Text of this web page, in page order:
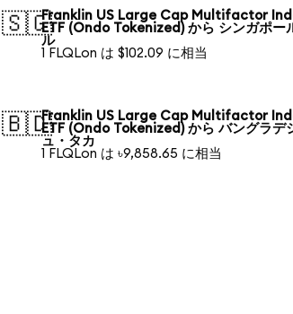
🇸🇬Franklin US Large Cap Multifactor
ETF (Ondo Tokenized) から シンガポー
ル
1 FLQLon は $102.09 に相当
🇧🇩Franklin US Large Cap Multifactor
ETF (Ondo Tokenized) から バングラデ
ュ・タカ
1 FLQLon は ৳9,858.65 に相当